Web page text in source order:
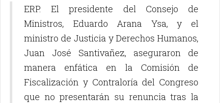
ERP. El presidente del Consejo de
Ministros, Eduardo Arana Ysa, y el
ministro de Justicia y Derechos Humanos,
Juan José Santivañez, aseguraron de
manera enfática en la Comisión de
Fiscalización y Contraloría del Congreso
que no presentarán su renuncia tras la